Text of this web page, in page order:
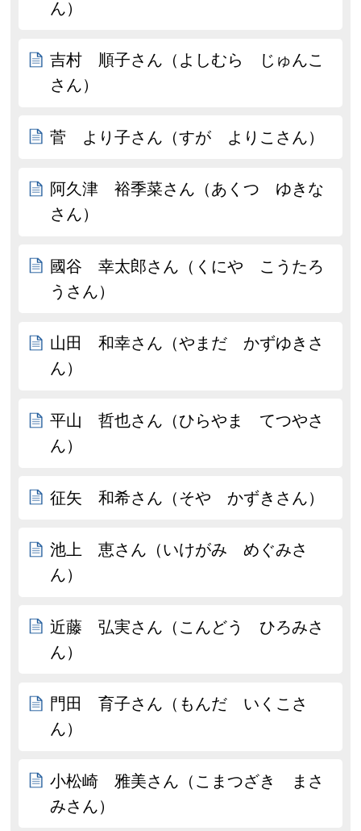
ん）
吉村 順子さん（よしむら じゅんこ
さん）
菅 より子さん（すが よりこさん）
阿久津 裕季菜さん（あくつ ゆきな
さん）
國谷 幸太郎さん（くにや こうたろ
うさん）
山田 和幸さん（やまだ かずゆきさ
ん）
平山 哲也さん（ひらやま てつやさ
ん）
征矢 和希さん（そや かずきさん）
池上 恵さん（いけがみ めぐみさ
ん）
近藤 弘実さん（こんどう ひろみさ
ん）
門田 育子さん（もんだ いくこさ
ん）
小松崎 雅美さん（こまつざき まさ
みさん）